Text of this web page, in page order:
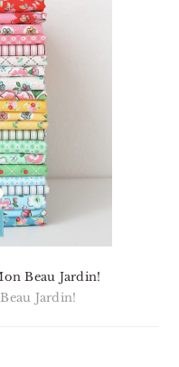
Beau Jardin!
Jardin!